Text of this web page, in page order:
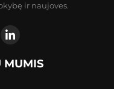
ir naujoves.
MUMIS